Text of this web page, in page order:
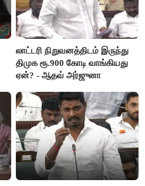
லாட்டரி நிறுவனத்திடம் இருந்து
திமுக ரூ.900 கோடி வாங்கியது
ஏன்? - ஆதவ் அர்ஜுனா